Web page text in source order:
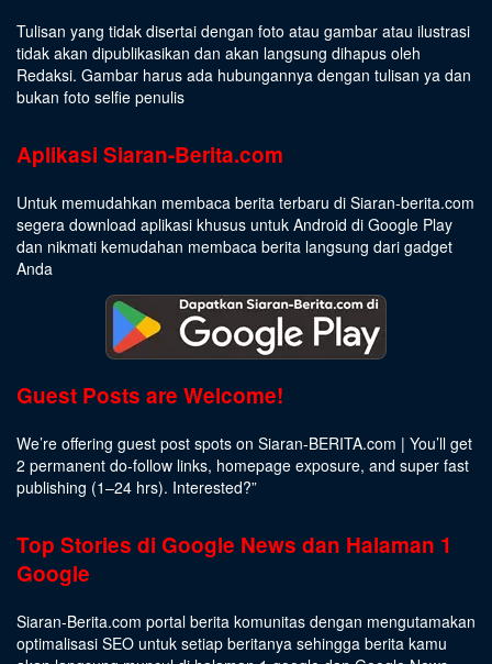
Tulisan yang tidak disertai dengan foto atau gambar atau ilustrasi
tidak akan dipublikasikan dan akan langsung dihapus oleh
Redaksi. Gambar harus ada hubungannya dengan tulisan ya dan
bukan foto selfie penulis
Aplikasi Siaran-Berita.com
Untuk memudahkan membaca berita terbaru di Siaran-berita.com
segera download aplikasi khusus untuk Android di Google Play
dan nikmati kemudahan membaca berita langsung dari gadget
Anda
Guest Posts are Welcome!
We’re offering guest post spots on Siaran-BERITA.com | You’ll get
2 permanent do-follow links, homepage exposure, and super fast
publishing (1–24 hrs). Interested?”
Top Stories di Google News dan Halaman 1
Google
Siaran-Berita.com portal berita komunitas dengan mengutamakan
optimalisasi SEO untuk setiap beritanya sehingga berita kamu